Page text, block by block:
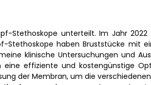
Stethoskope unterteilt. Im Jahr
Stethoskope haben Bruststücke mit
klinische Untersuchungen und
effiziente und kostengünstige
der Membran, um die